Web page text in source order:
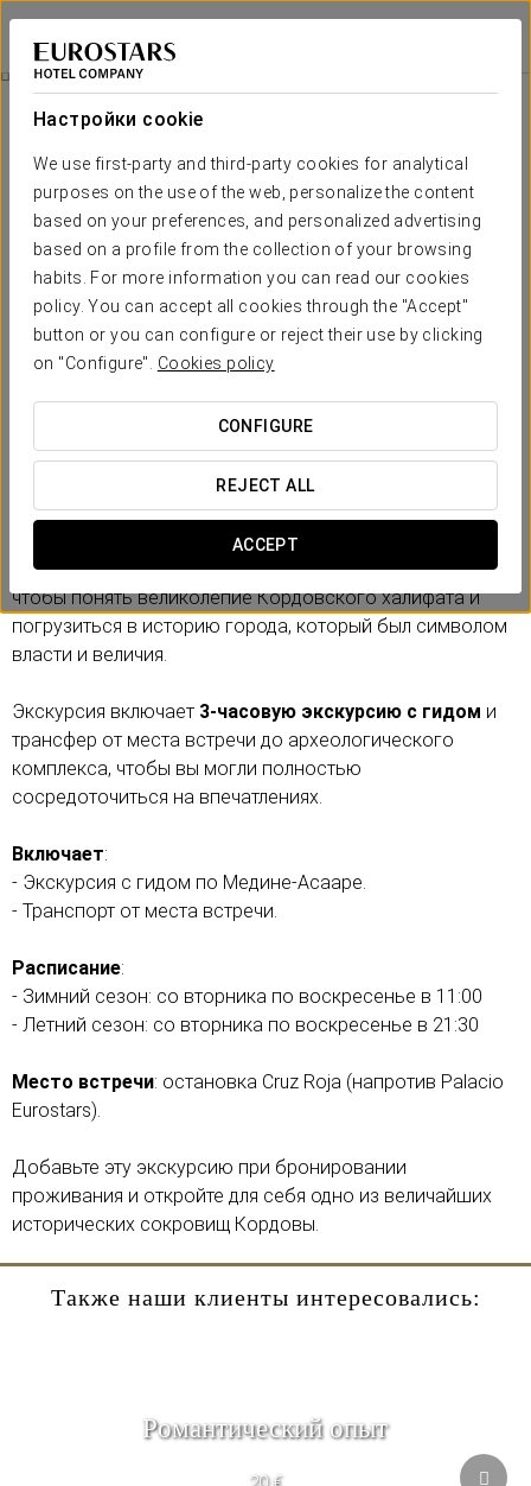
Настройки cookie
We use first-party and third-party cookies for analytical
purposes on the use of the web, personalize the content
based on your preferences, and personalized advertising
based on a profile from the collection of your browsing
habits. For more information you can read our cookies
policy. You can accept all cookies through the "Accept"
button or you can configure or reject their use by clicking
on "Configure". Cookies policy
CONFIGURE
REJECT ALL
ACCEPT
Eurostars Azahar
КОРДОВА
Посетите Дворцовый Город Медина Асаара
30 €
Посетите дворцовый город Медина
Откройте для себя Медину-Асаару — халифский город,
внесённый в список Всемирного наследия ЮНЕСКО и
являющийся одним из важнейших археологических
комплексов Испании. Это обязательное посещение,
чтобы понять великолепие Кордовского халифата и
погрузиться в историю города, который был символом
власти и величия.
Экскурсия включает 3-часовую экскурсию с гидом и
трансфер от места встречи до археологического
комплекса, чтобы вы могли полностью
сосредоточиться на впечатлениях.
Включает:
- Экскурсия с гидом по Медине-Асааре.
- Транспорт от места встречи.
Расписание:
- Зимний сезон: со вторника по воскресенье в 11:00
- Летний сезон: со вторника по воскресенье в 21:30
Место встречи: остановка Cruz Roja (напротив Palacio
Eurostars).
Добавьте эту экскурсию при бронировании
проживания и откройте для себя одно из величайших
исторических сокровищ Кордовы.
Также наши клиенты интересовались:
Pомантический опыт